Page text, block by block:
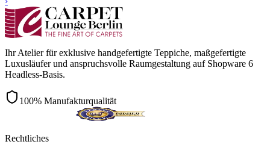
Ihr Atelier für exklusive handgefertigte Teppiche, maßgefertigte
Luxusläufer und anspruchsvolle Raumgestaltung auf Shopware 6
Headless-Basis.
100% Manufakturqualität
Rechtliches